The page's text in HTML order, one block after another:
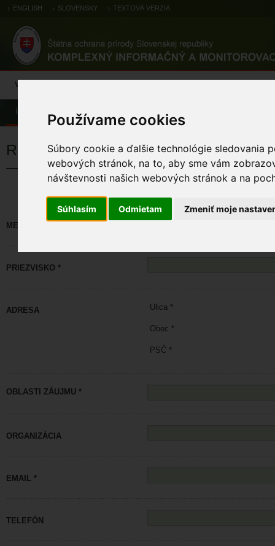
Používame cookies
Súbory cookie a ďalšie technológie sledovania
webových stránok, na to, aby sme vám
návštevnosti našich webových stránok a na
Súhlasím Odmietam Zmeniť moje
ENGLISH SLOVENSKY TEXTOVÁ VERZIA
Výsledky monitoringu
Úvod
Registrácia
Políčka označené * sú
MENO *
PRIEZVISKO *
ADRESA Ulica *
Obec *
PSČ *
OBLASTI ZÁUJMU *
ORGANIZÁCIA
EMAIL *
TELEFÓN